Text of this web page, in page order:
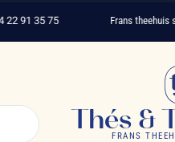
75 Frans theehuis sinds 2016
Thés &
FRANS